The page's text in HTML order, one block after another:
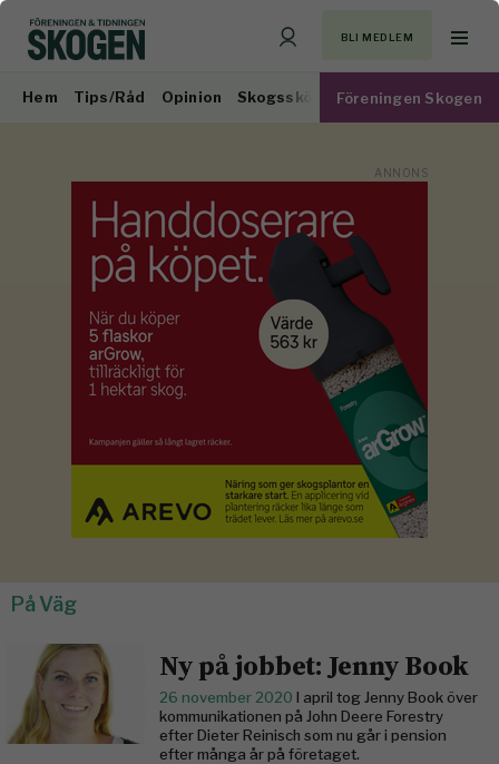
BLI MEDLEM
Hem Tips/Råd Opinion Skogsskötsel Virkesmarknad
Föreningen Skogen
På Väg
Ny på jobbet: Jenny Book
26 november 2020 I april tog Jenny Book över
­kommunikationen på John Deere Forestry
efter Dieter Reinisch som nu går i pension
efter många år på företaget.